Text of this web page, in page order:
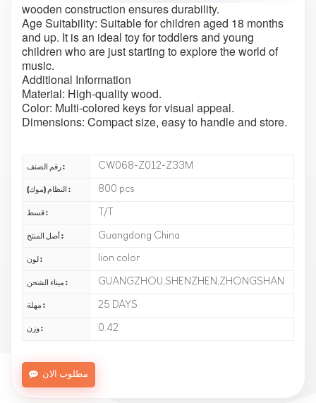
wooden construction ensures durability.
Age Suitability: Suitable for children aged 18 months
and up. It is an ideal toy for toddlers and young
children who are just starting to explore the world of
music.
Additional Information
Material: High-quality wood.
Color: Multi-colored keys for visual appeal.
Dimensions: Compact size, easy to handle and store.
رقم الصنف : CW068-Z012-Z33M
النظام (موك) : 800 pcs
قسط : T/T
أصل المنتج : Guangdong China
لون : lion color
ميناء الشحن : GUANGZHOU,SHENZHEN,ZHONGSHAN
مهلة : 25 DAYS
وزن : 0.42
مطلوب الان